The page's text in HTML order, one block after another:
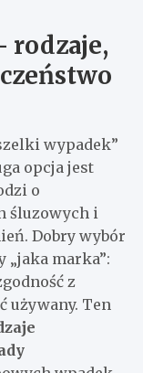
rodzaje,
wypadek”
opcja jest
o
śluzowych i
Dobry wybór
„jaka marka”:
z
używany. Ten